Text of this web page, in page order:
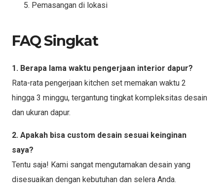
Pemasangan di lokasi
FAQ Singkat
1. Berapa lama waktu pengerjaan interior dapur?
Rata-rata pengerjaan kitchen set memakan waktu 2
hingga 3 minggu, tergantung tingkat kompleksitas desain
dan ukuran dapur.
2. Apakah bisa custom desain sesuai keinginan
saya?
Tentu saja! Kami sangat mengutamakan desain yang
disesuaikan dengan kebutuhan dan selera Anda.